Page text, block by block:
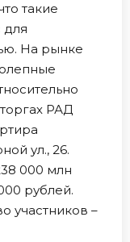
такие
для
На рынке
РАД
ул., 26.
000 млн
рублей.
участников –